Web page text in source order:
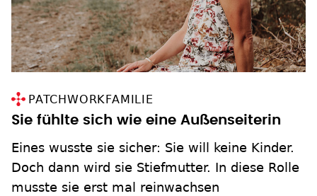
PATCHWORKFAMILIE
Sie fühlte sich wie eine Außenseiterin
Eines wusste sie sicher: Sie will keine Kinder.
Doch dann wird sie Stiefmutter. In diese Rolle
musste sie erst mal reinwachsen